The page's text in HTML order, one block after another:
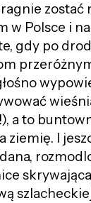
zostać
w Polsce i
gdy po
ować
a to
ziemię. I